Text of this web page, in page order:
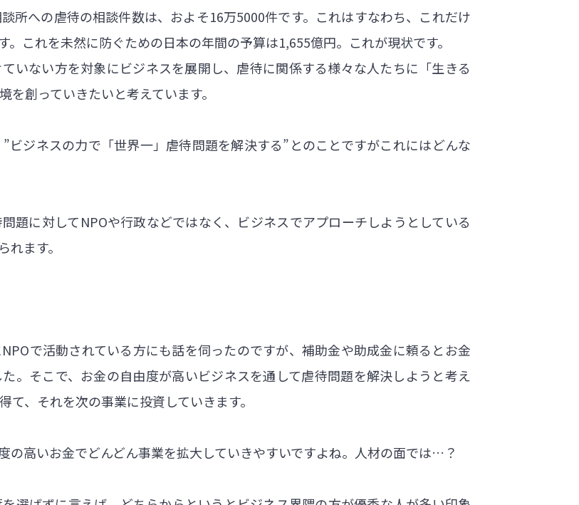
所への虐待の相談件数は、およそ16万5000件です。これはすなわち、これだけ
これを未然に防ぐための日本の年間の予算は1,655億円。これが現状です。
いない方を対象にビジネスを展開し、虐待に関係する様々な人たちに「生きる
創っていきたいと考えています。
”ビジネスの力で「世界一」虐待問題を解決する”とのことですがこれにはどんな
題に対してNPOや行政などではなく、ビジネスでアプローチしようとしている
ます。
で活動されている方にも話を伺ったのですが、補助金や助成金に頼るとお金
。そこで、お金の自由度が高いビジネスを通して虐待問題を解決しようと考え
、それを次の事業に投資していきます。
の高いお金でどんどん事業を拡大していきやすいですよね。人材の面では…？